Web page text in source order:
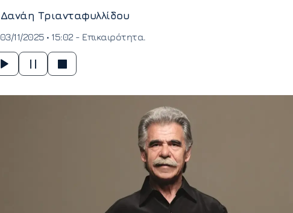
Δανάη Τριανταφυλλίδου
03/11/2025 • 15:02 - Επικαιρότητα